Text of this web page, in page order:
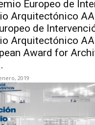
Europeo de
Arquitectónico
de
Arquitectónico
Award for
2019